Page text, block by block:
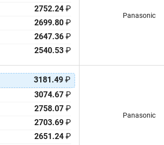
2752.24 ₽
2699.80 ₽
2647.36 ₽
2540.53 ₽
Panasonic
3181.49 ₽
3074.67 ₽
2758.07 ₽
2703.69 ₽
2651.24 ₽
Panasonic